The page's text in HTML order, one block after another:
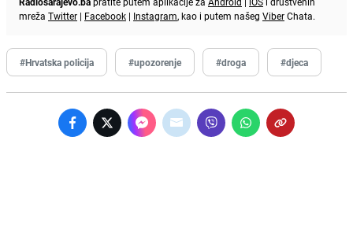
mreža Twitter | Facebook | Instagram, kao i putem našeg ViberChata.
#Hrvatska policija #upozorenje #droga #djeca